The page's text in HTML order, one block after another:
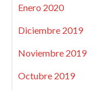
Enero 2020
Diciembre 2019
Noviembre 2019
Octubre 2019